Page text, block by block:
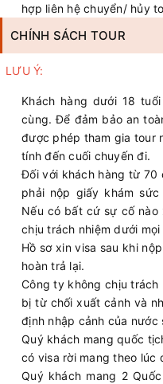
hợp liên hệ chuyển/ hủy
CHÍNH SÁCH TOUR
LƯU Ý:
Khách hàng dưới 18
cùng. Để đảm bảo an
được phép tham gia tour
tính đến cuối chuyến đi.
Đối với khách hàng từ 70
phải nộp giấy khám
Nếu có bất cứ sự cố nào
chịu trách nhiệm dưới mọi
Hồ sơ xin visa sau khi
hoàn trả lại.
Công ty không chịu
bị từ chối xuất cảnh và
định nhập cảnh của nước
Quý khách mang quốc
có visa rời mang theo lúc
Quý khách mang 2